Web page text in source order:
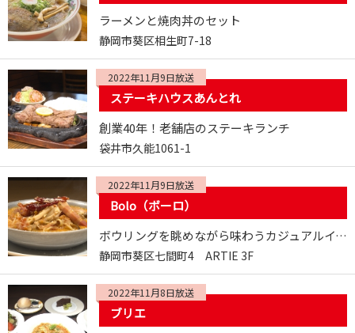
ラーメンと焼肉丼のセット
静岡市葵区相生町7-18
2022年11月9日放送
ステーキハウスあんとれ
創業40年！老舗店のステーキランチ
袋井市久能1061-1
2022年11月9日放送
Bolo（ボーロ）
ボウリングを眺めながら味わうカジュアルイタリアン
静岡市葵区七間町4 ARTIE 3F
2022年11月8日放送
ブリエ